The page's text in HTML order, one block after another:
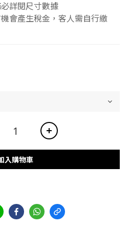
詳閱尺寸數據
會產生稅金，客人需自行繳
入購物車